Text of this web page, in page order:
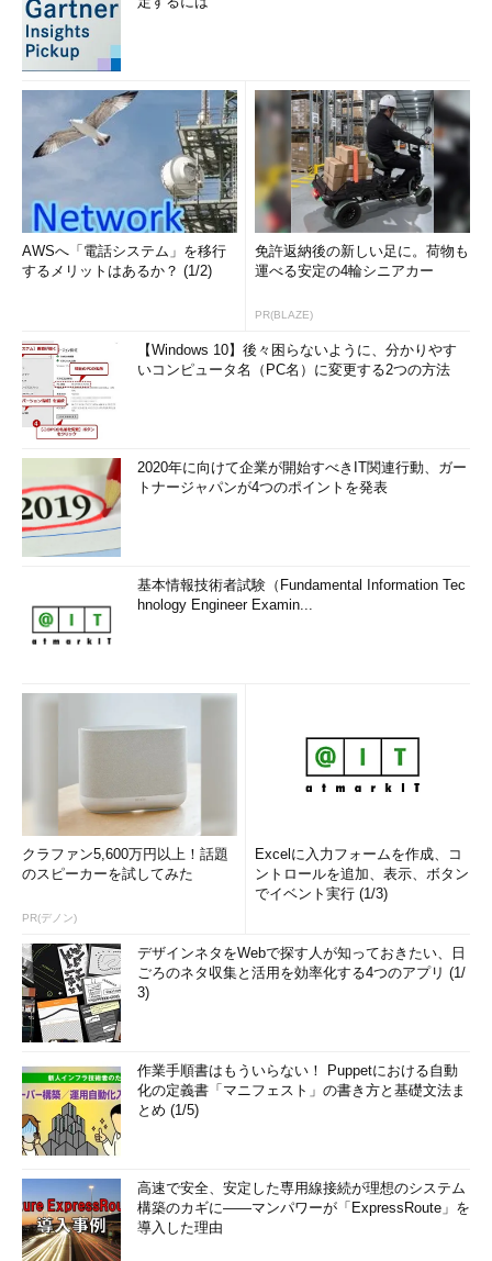
画面3
gunzipコマンド／bzip2コマンドを使えば、tarファ
イルを伸張／再圧縮できる
目次に戻る
筆者紹介
PC-9801N／PC-386MからのDOSユーザー。1992年より生産管
理のパッケージソフトウェアの開発およびサポート業務を担
当。のち退社し、専業ライターとして活動を開始。著書に『図
解でわかるLinux』『らぶらぶLinuxシリーズ』『はじめてでも
わかるSQLとデータ設計』『シェルの基本テクニック』など。
2011年より、地方自治体の在宅就業支援事業にてPC基礎および
Microsoft Office関連の教材作成およびeラーニング指導を担
当。
AWSへ「電話システム」を移行
するメリットはあるか？ (1/2)
免許返納後の新しい足に。荷物も
運べる安定の4輪シニアカー
PR(BLAZE)
【Windows 10】後々困らないように、分かりやす
いコンピュータ名（PC名）に変更する2つの方法
2020年に向けて企業が開始すべきIT関連行動、ガー
トナージャパンが4つのポイントを発表
基本情報技術者試験（Fundamental Information Tec
hnology Engineer Examin...
クラファン5,600万円以上！話題
のスピーカーを試してみた
PR(デノン)
Excelに入力フォームを作成、コ
ントロールを追加、表示、ボタン
でイベント実行 (1/3)
デザインネタをWebで探す人が知っておきたい、日
ごろのネタ収集と活用を効率化する4つのアプリ (1/
3)
作業手順書はもういらない！ Puppetにおける自動
化の定義書「マニフェスト」の書き方と基礎文法ま
とめ (1/5)
高速で安全、安定した専用線接続が理想のシステム
構築のカギに――マンパワーが「ExpressRoute」を
導入した理由